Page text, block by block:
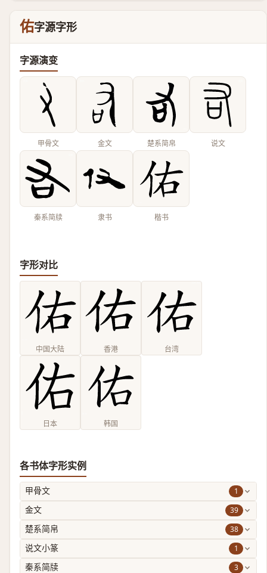
佑字源字形
字源演变
甲骨文 金文 楚系简帛 说文
秦系简牍 隶书 楷书
字形对比
中国大陆 香港 台湾
日本 韩国
各书体字形实例
甲骨文 1
金文 39
楚系简帛 38
说文小篆 1
秦系简牍 3